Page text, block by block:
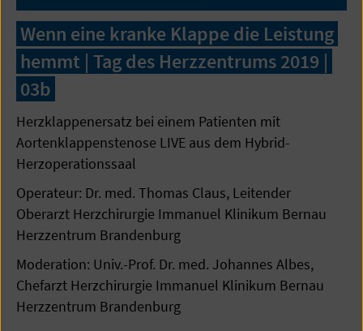
Wenn eine kranke Klappe die Leistung
hemmt | Tag des Herzzentrums 2019 |
03b
Herzklappenersatz bei einem Patienten mit
Aortenklappenstenose LIVE aus dem Hybrid-
Herzoperationssaal
Operateur: Dr. med. Thomas Claus, Leitender
Oberarzt Herzchirurgie Immanuel Klinikum Bernau
Herzzentrum Brandenburg
Moderation: Univ.-Prof. Dr. med. Johannes Albes,
Chefarzt Herzchirurgie Immanuel Klinikum Bernau
Herzzentrum Brandenburg